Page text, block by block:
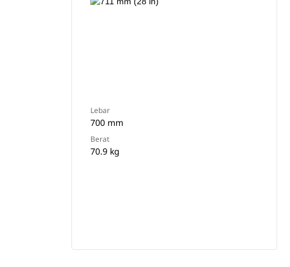
Lebar
700 mm
Berat
70.9 kg